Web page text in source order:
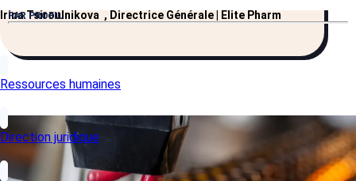
PAR PROFIL
Ressources humaines
Direction juridique
Irina Tsiroulnikova , Directrice Générale | Élite Pharm